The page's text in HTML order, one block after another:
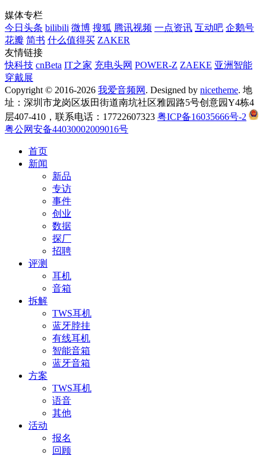
媒体专栏
今日头条 bilibili 微博 搜狐 腾讯视频 一点资讯 互动吧 企鹅号
花瓣 简书 什么值得买 ZAKER
友情链接
快科技 cnBeta IT之家 充电头网 POWER-Z ZAEKE 亚洲智能
穿戴展
Copyright © 2016-2026 我爱音频网 . Designed by nicetheme. 地
址：深圳市龙岗区坂田街道南坑社区雅园路5号创意园Y4栋4
层407-410，联系电话：17722607323 粤ICP备16035666号-2
粤公网安备44030002009016号
首页
新闻
新品
专访
事件
创业
数据
探厂
招聘
评测
耳机
音箱
拆解
TWS耳机
蓝牙脖挂
有线耳机
智能音箱
蓝牙音箱
方案
TWS耳机
语音
其他
活动
报名
回顾